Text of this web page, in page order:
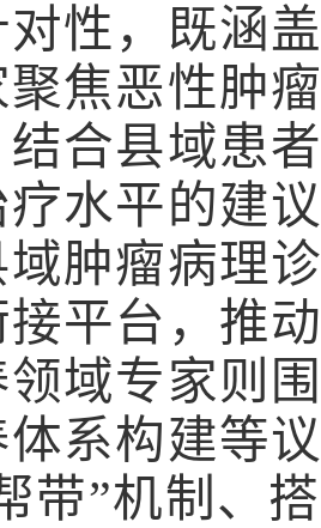
性，既涵
焦恶性肿
结合县域患
水平的建
肿瘤病理
接平台，推
域专家则
体系构建等
带”机制、